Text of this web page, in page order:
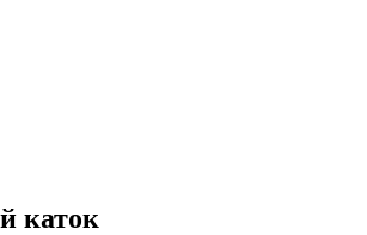
каток